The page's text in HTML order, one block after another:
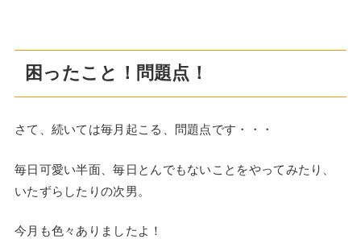
困ったこと！問題点！
さて、続いては毎月起こる、問題点です・・・
毎日可愛い半面、毎日とんでもないことをやってみたり、
いたずらしたりの次男。
今月も色々ありましたよ！